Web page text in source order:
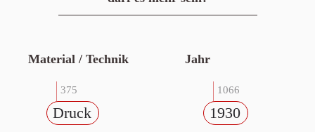
Material / Technik
375
Druck
Jahr
1066
1930